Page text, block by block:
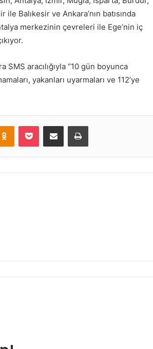
Balıkesir ve Ankara’nın batısında
merkezinin çevreleri ile Ege’nin iç
SMS aracılığıyla “10 gün boyunca
yakanları uyarmaları ve 112’ye
Odnoklassniki
Pocket E-Posta ile paylaş Yazdır